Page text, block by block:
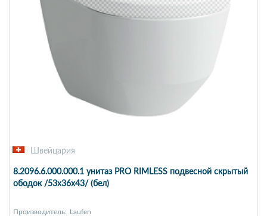
Швейцария
8.2096.6.000.000.1 унитаз PRO RIMLESS подвесной скрытый
ободок /53х36х43/ (бел)
Производитель: Laufen